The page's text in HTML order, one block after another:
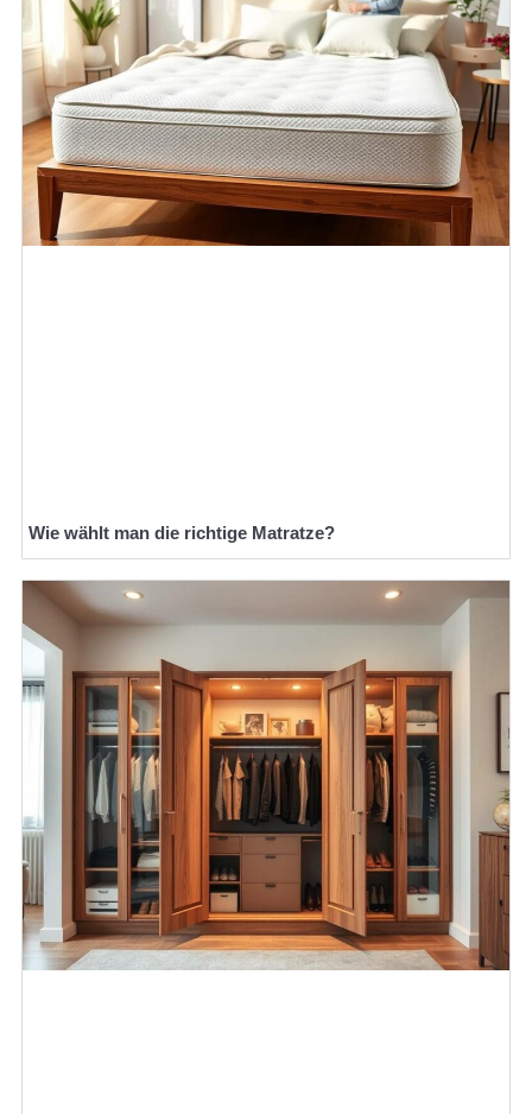
Wie wählt man die richtige Matratze?